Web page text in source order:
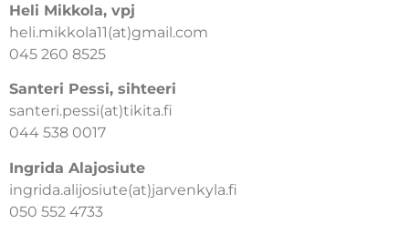
Heli Mikkola, vpj
heli.mikkola11(at)gmail.com
045 260 8525
Santeri Pessi, sihteeri
santeri.pessi(at)tikita.fi
044 538 0017
Ingrida Alajosiute
ingrida.alijosiute(at)jarvenkyla.fi
050 552 4733